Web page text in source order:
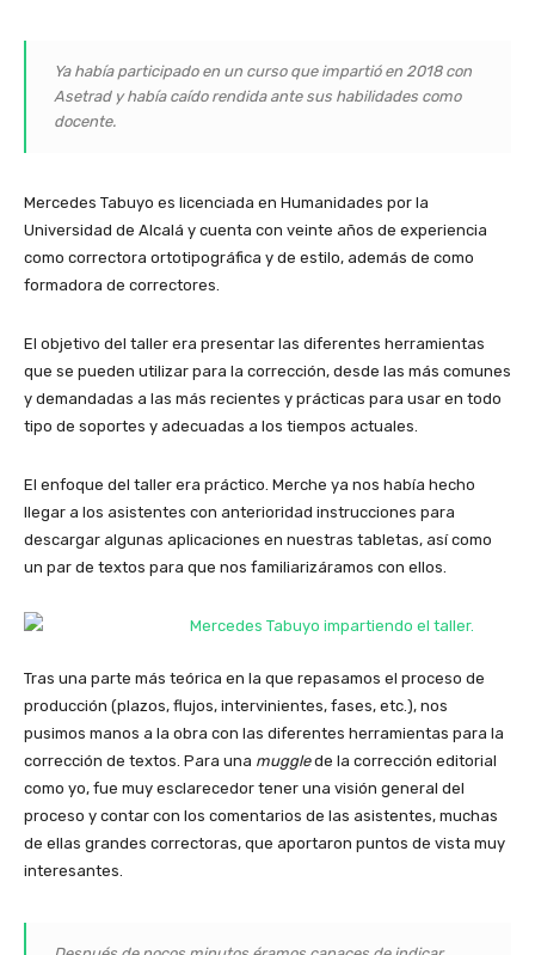
Ya había participado en un curso que impartió en 2018 con
Asetrad y había caído rendida ante sus habilidades como
docente.
Mercedes Tabuyo es licenciada en Humanidades por la
Universidad de Alcalá y cuenta con veinte años de experiencia
como correctora ortotipográfica y de estilo, además de como
formadora de correctores.
El objetivo del taller era presentar las diferentes herramientas
que se pueden utilizar para la corrección, desde las más comunes
y demandadas a las más recientes y prácticas para usar en todo
tipo de soportes y adecuadas a los tiempos actuales.
El enfoque del taller era práctico. Merche ya nos había hecho
llegar a los asistentes con anterioridad instrucciones para
descargar algunas aplicaciones en nuestras tabletas, así como
un par de textos para que nos familiarizáramos con ellos.
Tras una parte más teórica en la que repasamos el proceso de
producción (plazos, flujos, intervinientes, fases, etc.), nos
pusimos manos a la obra con las diferentes herramientas para la
corrección de textos. Para una mugglede la corrección editorial
como yo, fue muy esclarecedor tener una visión general del
proceso y contar con los comentarios de las asistentes, muchas
de ellas grandes correctoras, que aportaron puntos de vista muy
interesantes.